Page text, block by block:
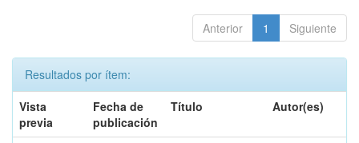
Anterior 1 Siguiente
Resultados por ítem:
Vista
previa
Fecha de
publicación
Título Autor(es)